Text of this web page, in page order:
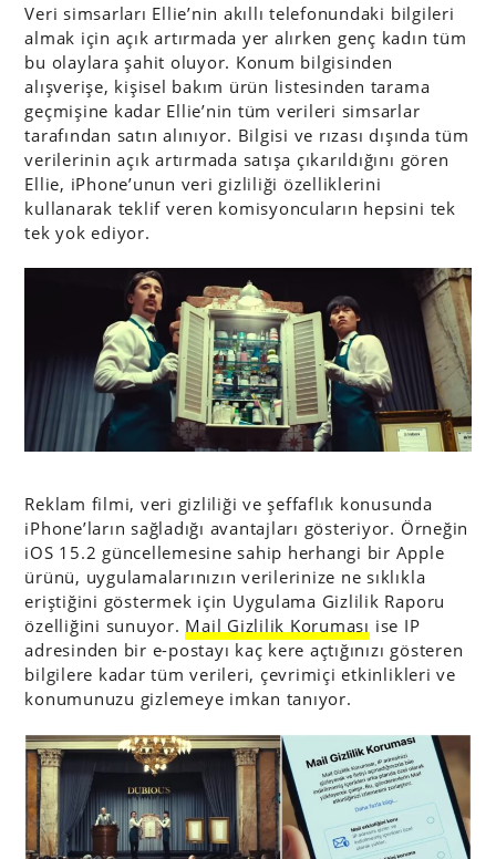
Veri simsarları Ellie’nin akıllı telefonundaki bilgileri
almak için açık artırmada yer alırken genç kadın tüm
bu olaylara şahit oluyor. Konum bilgisinden
alışverişe, kişisel bakım ürün listesinden tarama
geçmişine kadar Ellie’nin tüm verileri simsarlar
tarafından satın alınıyor. Bilgisi ve rızası dışında tüm
verilerinin açık artırmada satışa çıkarıldığını gören
Ellie, iPhone’unun veri gizliliği özelliklerini
kullanarak teklif veren komisyoncuların hepsini tek
tek yok ediyor.
Reklam filmi, veri gizliliği ve şeffaflık konusunda
iPhone’ların sağladığı avantajları gösteriyor. Örneğin
iOS 15.2 güncellemesine sahip herhangi bir Apple
ürünü, uygulamalarınızın verilerinize ne sıklıkla
eriştiğini göstermek için Uygulama Gizlilik Raporu
özelliğini sunuyor. Mail Gizlilik Koruması ise IP
adresinden bir e-postayı kaç kere açtığınızı gösteren
bilgilere kadar tüm verileri, çevrimiçi etkinlikleri ve
konumunuzu gizlemeye imkan tanıyor.